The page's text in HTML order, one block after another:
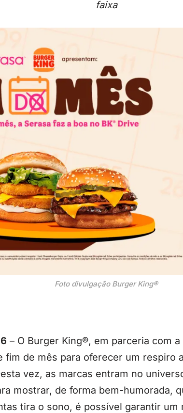
faixa
Foto divulgação Burger King®
– O Burger King®, em parceria com
fim de mês para oferecer um respiro
vez, as marcas entram no
mostrar, de forma bem-humorada,
tira o sono, é possível garantir um